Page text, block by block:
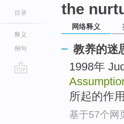
目录
释义
例句
the
网络释义
教养的迷
1998年
所起的作用
基于57个网